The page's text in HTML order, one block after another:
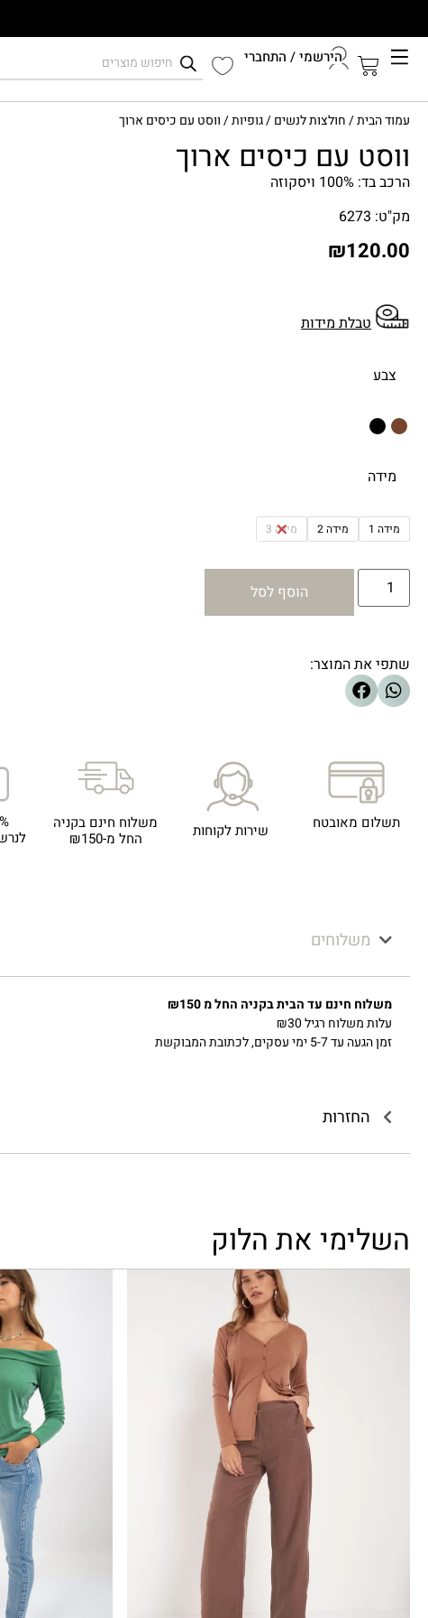
הירשמי / התחברי
עמוד הבית/חולצות לנשים/גופיות/ ווסט עם כיסים ארוך
ווסט עם כיסים ארוך
הרכב בד: 100% ויסקוזה
מק"ט: 6273
₪120.00
טבלת מידות
צבע
מידה
מידה 1 מידה 2 מידה 3
הוסף לסל
שתפי את המוצר:
תשלום מאובטח שירות לקוחות
משלוח חינם בקניה
החל מ-₪150
משלוחים
משלוח חינם עד הבית בקניה החל מ ₪150
עלות משלוח רגיל ₪30
זמן הגעה עד 5-7 ימי עסקים, לכתובת המבוקשת
החזרות
השלימי את הלוק